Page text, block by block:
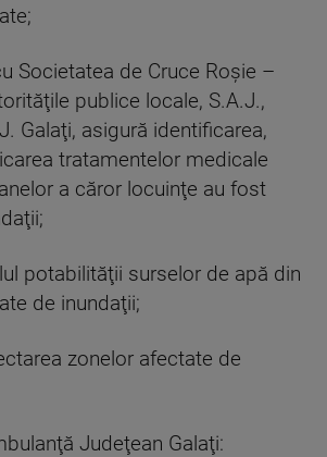
Societatea de Cruce Roşie –
publice locale, S.A.J.,
Galaţi, asigură identificarea,
tratamentelor medicale
a căror locuinţe au fost
potabilităţii surselor de apă din
de inundaţii;
zonelor afectate de
Judeţean Galaţi: